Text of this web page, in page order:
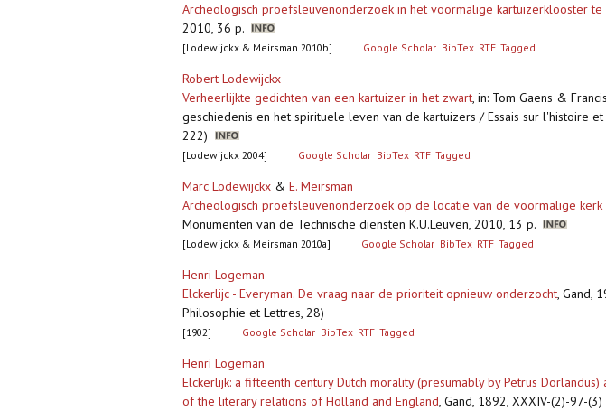
Archeologisch proefsleuvenonderzoek in het voormalige kartuizerklooster te
2010, 36 p.
[Lodewijckx & Meirsman 2010b] Google Scholar BibTex RTF Tagged
Robert Lodewijckx
Verheerlijkte gedichten van een kartuizer in het zwart, in: Tom Gaens &
geschiedenis en het spirituele leven van de kartuizers / Essais sur l'histoire
222)
[Lodewijckx 2004] Google Scholar BibTex RTF Tagged
Marc Lodewijckx & E. Meirsman
Archeologisch proefsleuvenonderzoek op de locatie van de voormalige
Monumenten van de Technische diensten K.U.Leuven, 2010, 13 p.
[Lodewijckx & Meirsman 2010a] Google Scholar BibTex RTF Tagged
Henri Logeman
Elckerlijc - Everyman. De vraag naar de prioriteit opnieuw onderzocht, Gand,
Philosophie et Lettres, 28)
[1902] Google Scholar BibTex RTF Tagged
Henri Logeman
Elckerlijk: a fifteenth century Dutch morality (presumably by Petrus
of the literary relations of Holland and England, Gand, 1892, XXXIV-(2)-97-